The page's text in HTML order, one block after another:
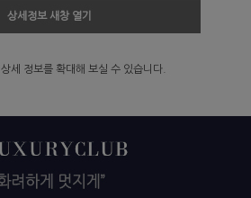
상세정보 새창 열기
상세 정보를 확대해 보실 수 있습니다.